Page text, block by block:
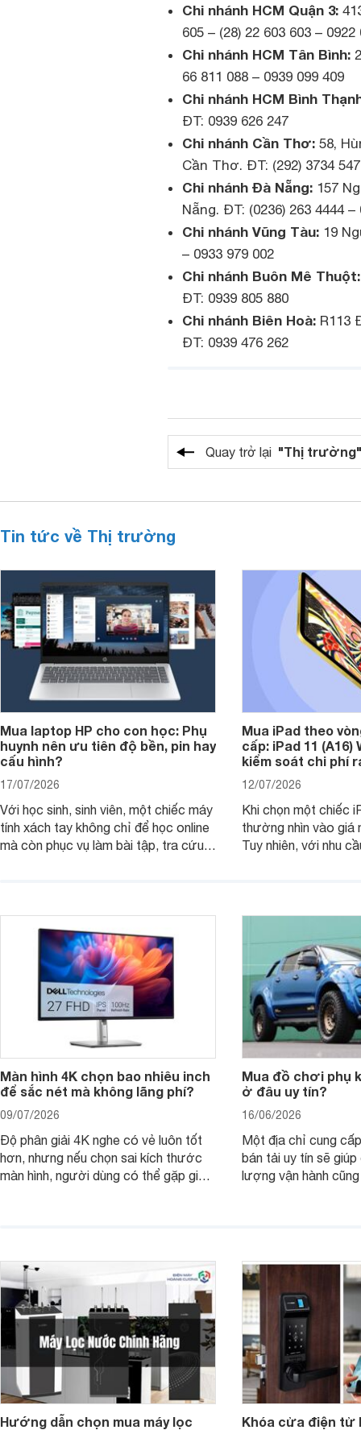
Chi nhánh HCM Quận 3:
605 – (28) 22 603 603 – 0922
Chi nhánh HCM Tân Bình:
66 811 088 – 0939 099 409
Chi nhánh HCM Bình
ĐT: 0939 626 247
Chi nhánh Cần Thơ: 58,
Cần Thơ. ĐT: (292) 3734
Chi nhánh Đà Nẵng: 157
Nẵng. ĐT: (0236) 263 4444 –
Chi nhánh Vũng Tàu: 19
– 0933 979 002
Chi nhánh Buôn Mê
ĐT: 0939 805 880
Chi nhánh Biên Hoà: R113
ĐT: 0939 476 262
Quay trở lại "Thị trường"
Tin tức về Thị trường
Mua laptop HP cho con học: Phụ
huynh nên ưu tiên độ bền, pin hay
cấu hình?
17/07/2026
Với học sinh, sinh viên, một chiếc máy
tính xách tay không chỉ để học online
mà còn phục vụ làm bài tập, tra cứu,
thay vì chỉ so sánh cấu hình trên giấy.
Mua iPad theo
cấp: iPad 11 (A16)
kiểm soát chi phí
12/07/2026
Khi chọn một chiếc
thường nhìn vào
Tuy nhiên, với nhu
không, dùng được
Màn hình 4K chọn bao nhiêu inch
để sắc nét mà không lãng phí?
09/07/2026
Độ phân giải 4K nghe có vẻ luôn tốt
hơn, nhưng nếu chọn sai kích thước
màn hình, người dùng có thể gặp giao
Mua đồ chơi phụ
ở đâu uy tín?
16/06/2026
Một địa chỉ cung
bán tải uy tín sẽ
lượng vận hành
Hướng dẫn chọn mua máy lọc
Khóa cửa điện tử